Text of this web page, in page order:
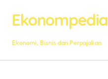
contentEkonompedia
Ekonomi, Bisnis dan Perpajakan